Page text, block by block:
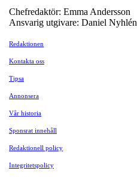
Chefredaktör: Emma Andersson
Ansvarig utgivare: Daniel Nyhlén
Redaktionen
Kontakta oss
Tipsa
Annonsera
Vår historia
Sponsrat innehåll
Redaktionell policy
Integritetspolicy